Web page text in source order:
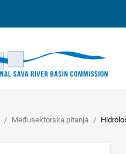
Međusektorska pitanja